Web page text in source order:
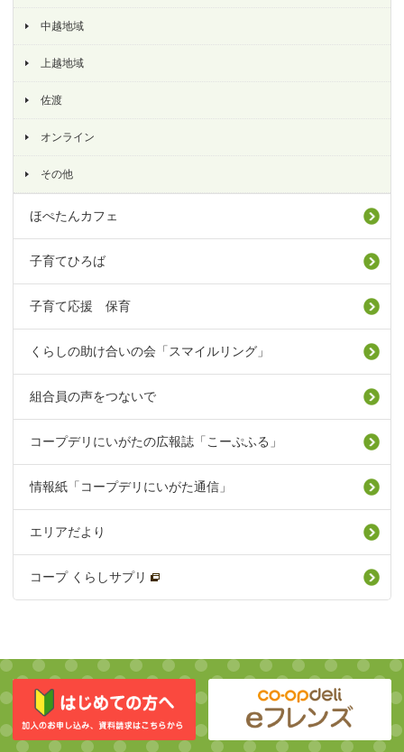
中越地域
上越地域
佐渡
オンライン
その他
ほぺたんカフェ
子育てひろば
子育て応援 保育
くらしの助け合いの会「スマイルリング」
組合員の声をつないで
コープデリにいがたの広報誌「こーぷふる」
情報紙「コープデリにいがた通信」
エリアだより
コープ くらしサプリ